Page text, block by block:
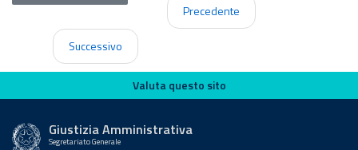
Precedente
Successivo
Valuta questo sito
Valuta questo sito
Giustizia Amministrativa
Segretariato Generale